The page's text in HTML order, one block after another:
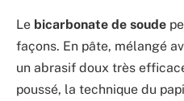
Le bicarbonate de soude
façons. En pâte, mélangé
un abrasif doux très
poussé, la technique du